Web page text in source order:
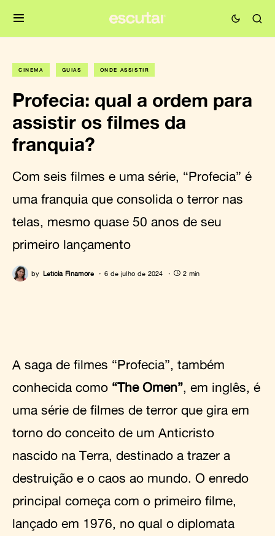
CINEMA GUIAS ONDE ASSISTIR
Profecia: qual a ordem para
assistir os filmes da
franquia?
Com seis filmes e uma série, “Profecia” é
uma franquia que consolida o terror nas
telas, mesmo quase 50 anos de seu
primeiro lançamento
by Letícia Finamore 6 de julho de 2024 2 min
A saga de filmes “Profecia”, também
conhecida como “The Omen”, em inglês, é
uma série de filmes de terror que gira em
torno do conceito de um Anticristo
nascido na Terra, destinado a trazer a
destruição e o caos ao mundo. O enredo
principal começa com o primeiro filme,
lançado em 1976, no qual o diplomata